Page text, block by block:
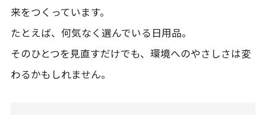
来をつくっています。
たとえば、何気なく選んでいる日用品。
そのひとつを見直すだけでも、環境へのやさしさは変
わるかもしれません。